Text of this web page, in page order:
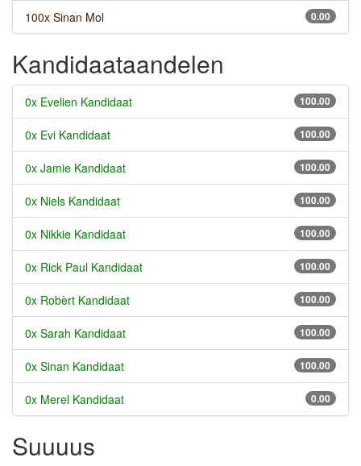
0.00
100x Sinan Mol
Kandidaataandelen
100.00
0x Evelien Kandidaat
100.00
0x Evi Kandidaat
100.00
0x Jamie Kandidaat
100.00
0x Niels Kandidaat
100.00
0x Nikkie Kandidaat
100.00
0x Rick Paul Kandidaat
100.00
0x Robèrt Kandidaat
100.00
0x Sarah Kandidaat
100.00
0x Sinan Kandidaat
0.00
0x Merel Kandidaat
Suuuus